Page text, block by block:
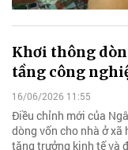
Khơi thông
tầng công
16/06/2026 11:55
Điều chỉnh mới của
dòng vốn cho nhà ở xã
tăng trưởng kinh tế và